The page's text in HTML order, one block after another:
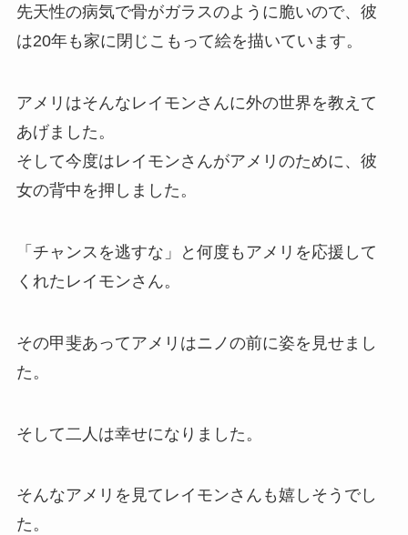
先天性の病気で骨がガラスのように脆いので、彼
は20年も家に閉じこもって絵を描いています。
アメリはそんなレイモンさんに外の世界を教えて
あげました。
そして今度はレイモンさんがアメリのために、彼
女の背中を押しました。
「チャンスを逃すな」と何度もアメリを応援して
くれたレイモンさん。
その甲斐あってアメリはニノの前に姿を見せまし
た。
そして二人は幸せになりました。
そんなアメリを見てレイモンさんも嬉しそうでし
た。